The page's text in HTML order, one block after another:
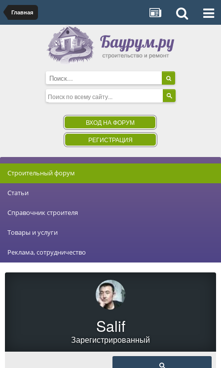
Главная
ВХОД НА ФОРУМ
РЕГИСТРАЦИЯ
Строительный форум
Статьи
Справочник строителя
Товары и услуги
Реклама, сотрудничество
Salif
Зарегистрированный